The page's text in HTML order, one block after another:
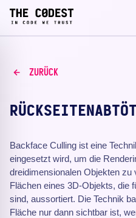
ZURÜCK
Backface Culling ist eine
eingesetzt wird, um die
dreidimensionalen Objekten
Flächen eines 3D-Objekts, die
sind, aussortiert. Die Technik
Fläche nur dann sichtbar ist,